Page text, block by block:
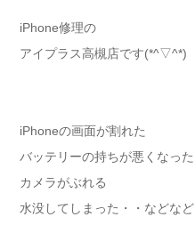
iPhone修理の
アイプラス高槻店です(*^▽^*)
iPhoneの画面が割れた
バッテリーの持ちが悪くなった
カメラがぶれる
水没してしまった・・などなど